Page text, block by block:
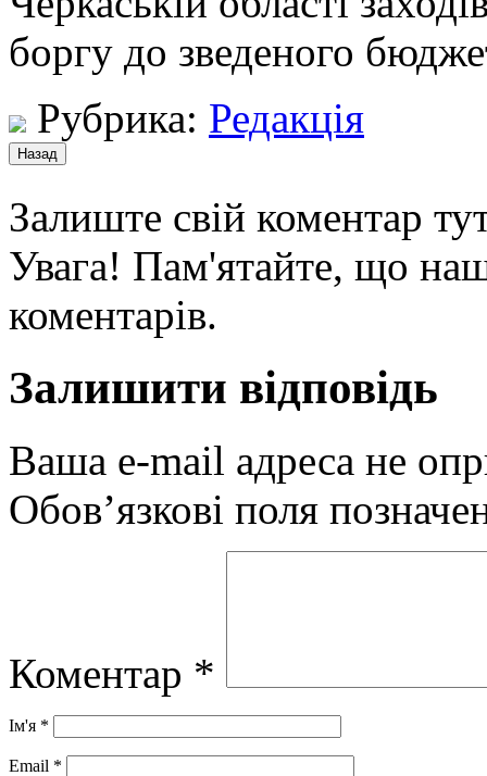
боргу до зведеного
Рубрика: Редакція
Залиште свій коментар
Увага! Пам'ятайте, що
коментарів.
Залишити відповідь
Ваша e-mail адреса не
Обов’язкові поля
Коментар *
Ім'я *
Email *